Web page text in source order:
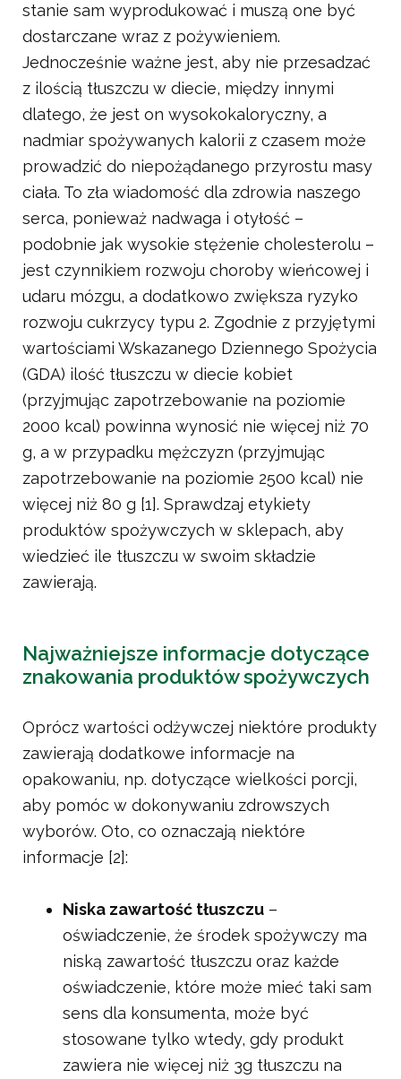
stanie sam wyprodukować i muszą one być
dostarczane wraz z pożywieniem.
Jednocześnie ważne jest, aby nie przesadzać
z ilością tłuszczu w diecie, między innymi
dlatego, że jest on wysokokaloryczny, a
nadmiar spożywanych kalorii z czasem może
prowadzić do niepożądanego przyrostu masy
ciała. To zła wiadomość dla zdrowia naszego
serca, ponieważ nadwaga i otyłość –
podobnie jak wysokie stężenie cholesterolu –
jest czynnikiem rozwoju choroby wieńcowej i
udaru mózgu, a dodatkowo zwiększa ryzyko
rozwoju cukrzycy typu 2. Zgodnie z przyjętymi
wartościami Wskazanego Dziennego Spożycia
(GDA) ilość tłuszczu w diecie kobiet
(przyjmując zapotrzebowanie na poziomie
2000 kcal) powinna wynosić nie więcej niż 70
g, a w przypadku mężczyzn (przyjmując
zapotrzebowanie na poziomie 2500 kcal) nie
więcej niż 80 g [1]. Sprawdzaj etykiety
produktów spożywczych w sklepach, aby
wiedzieć ile tłuszczu w swoim składzie
zawierają.
Najważniejsze informacje dotyczące
znakowania produktów spożywczych
Oprócz wartości odżywczej niektóre produkty
zawierają dodatkowe informacje na
opakowaniu, np. dotyczące wielkości porcji,
aby pomóc w dokonywaniu zdrowszych
wyborów. Oto, co oznaczają niektóre
informacje [2]:
Niska zawartość tłuszczu –
oświadczenie, że środek spożywczy ma
niską zawartość tłuszczu oraz każde
oświadczenie, które może mieć taki sam
sens dla konsumenta, może być
stosowane tylko wtedy, gdy produkt
zawiera nie więcej niż 3g tłuszczu na